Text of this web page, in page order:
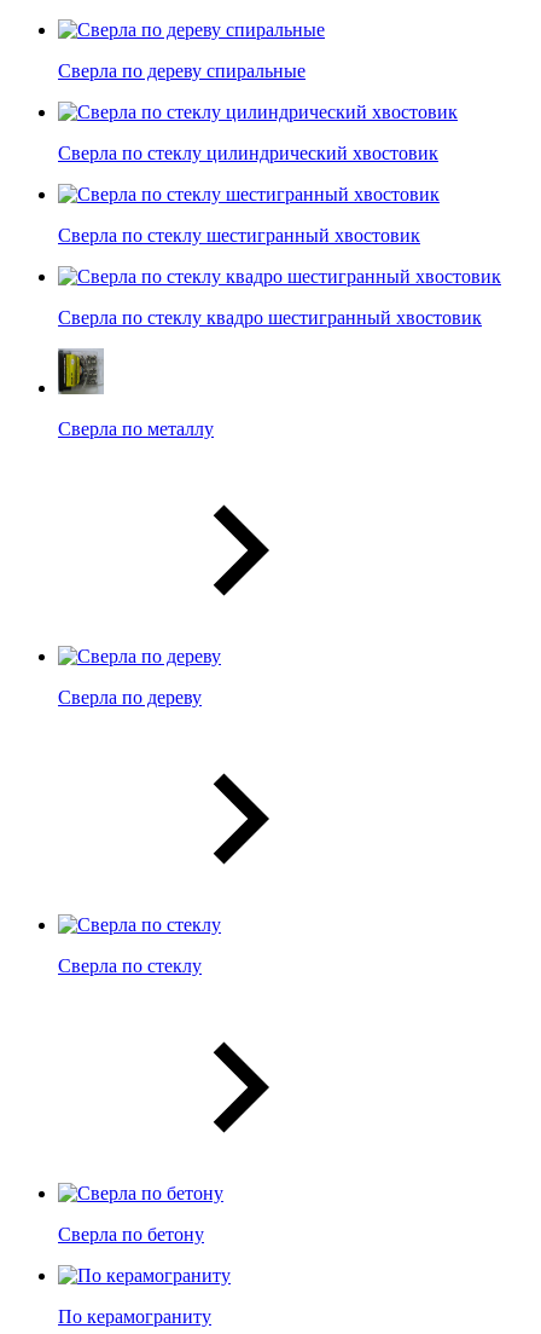
Сверла по дереву спиральные
Сверла по стеклу цилиндрический хвостовик
Сверла по стеклу шестигранный хвостовик
Сверла по стеклу квадро шестигранный хвостовик
Сверла по металлу
Сверла по дереву
Сверла по стеклу
Сверла по бетону
По керамограниту